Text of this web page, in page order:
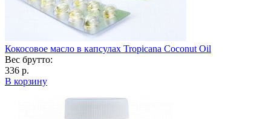
Кокосовое масло в капсулах Tropicana Coconut Oil
Вес брутто:
336 р.
В корзину